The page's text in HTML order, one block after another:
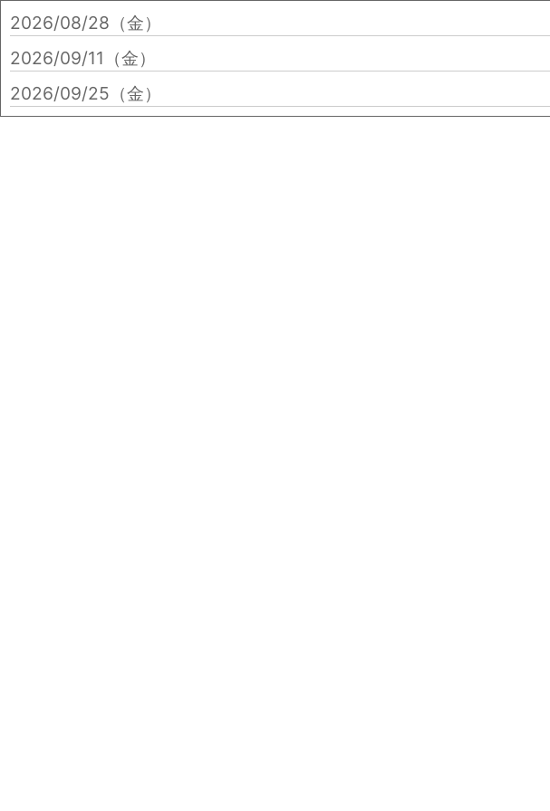
2026/08/28（金）
2026/09/11（金）
2026/09/25（金）